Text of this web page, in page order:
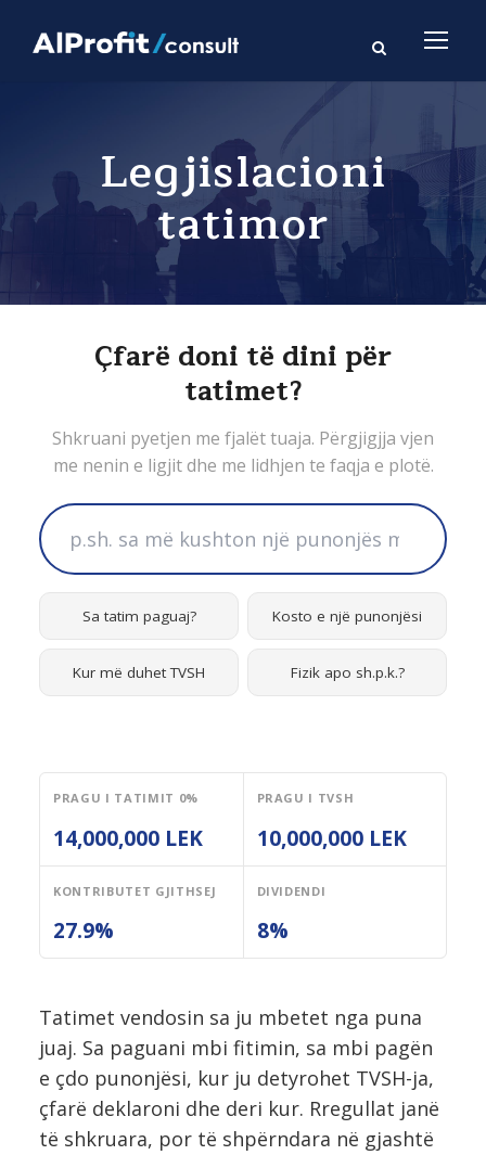
Legjislacioni
tatimor
Çfarë doni të dini për
tatimet?
Shkruani pyetjen me fjalët tuaja. Përgjigjja vjen
me nenin e ligjit dhe me lidhjen te faqja e plotë.
Sa tatim paguaj? Kosto e një punonjësi
Kur më duhet TVSH Fizik apo sh.p.k.?
PRAGU I TATIMIT 0%
14,000,000 LEK
PRAGU I TVSH
10,000,000 LEK
KONTRIBUTET GJITHSEJ
27.9%
DIVIDENDI
8%
Tatimet vendosin sa ju mbetet nga puna
juaj. Sa paguani mbi fitimin, sa mbi pagën
e çdo punonjësi, kur ju detyrohet TVSH-ja,
çfarë deklaroni dhe deri kur. Rregullat janë
të shkruara, por të shpërndara në gjashtë